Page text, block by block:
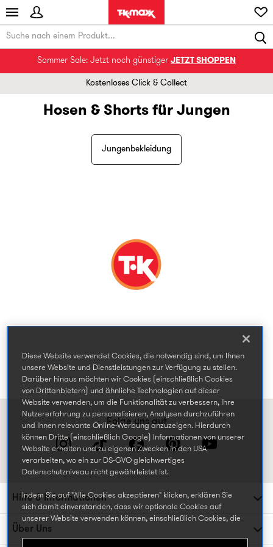
Sommer Sale: Jetzt noch günstiger JETZT SHOPPEN
Kostenloses Click & Collect
Hosen & Shorts für Jungen
Jungenbekleidung
Folge uns auf
Hilfe & Informationen
Über Uns
Diese Website verwendet Cookies, die notwendig sind, um Ihnen
unsere Website und Dienstleistungen zur Verfügung zu stellen.
Darüber hinaus möchten wir Cookies (einschließlich Cookies
von Drittanbietern) und ähnliche Technologien auf dieser
Website verwenden, um die Funktionalität zu verbessern, Ihre
Nutzererfahrung zu personalisieren, Analysen durchzuführen
und Ihnen relevante Online-Werbung anzuzeigen. Hierdurch
können Dritte (einschließlich Google) Informationen von unserer
Website erhalten und zu eigenen Zwecken in den USA
verarbeiten, wo ein zur DS-GVO gleichwertiges
Datenschutzniveau nicht gewährleistet ist.
Indem Sie auf "Alle Cookies akzeptieren" klicken, erklären Sie
sich damit einverstanden, dass wir optionale Cookies auf
unserer Website verwenden können, einschließlich Cookies, die
von Dritten gesetzt werden, die Ihre Daten in den USA